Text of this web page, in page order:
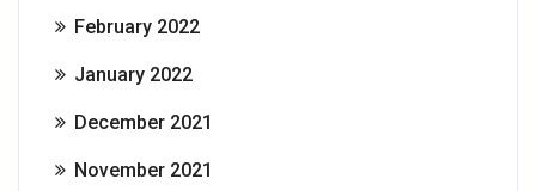
February 2022
January 2022
December 2021
November 2021